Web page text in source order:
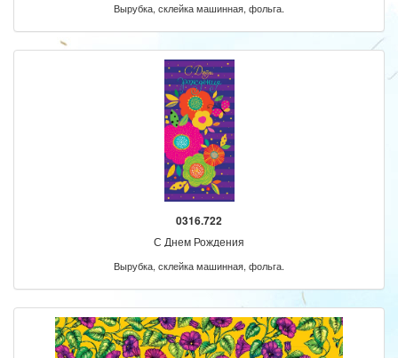
Вырубка, склейка машинная, фольга.
0316.722
С Днем Рождения
Вырубка, склейка машинная, фольга.